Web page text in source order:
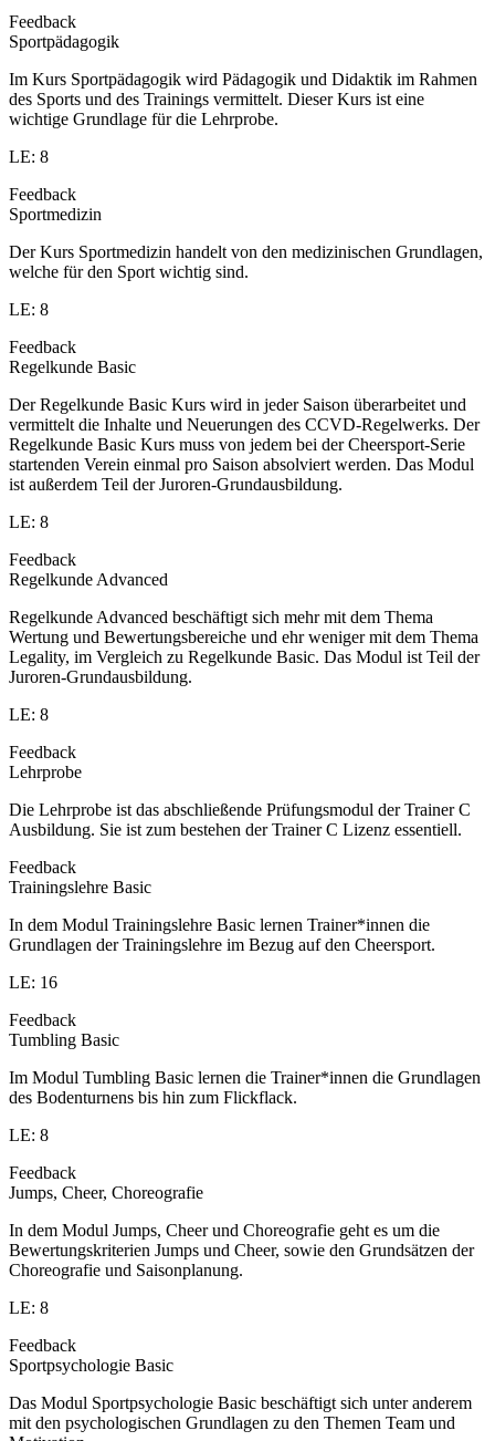
Feedback
Sportpädagogik
Im Kurs Sportpädagogik wird Pädagogik und Didaktik im Rahmen
des Sports und des Trainings vermittelt. Dieser Kurs ist eine
wichtige Grundlage für die Lehrprobe.
LE: 8
Feedback
Sportmedizin
Der Kurs Sportmedizin handelt von den medizinischen Grundlagen,
welche für den Sport wichtig sind.
LE: 8
Feedback
Regelkunde Basic
Der Regelkunde Basic Kurs wird in jeder Saison überarbeitet und
vermittelt die Inhalte und Neuerungen des CCVD-Regelwerks. Der
Regelkunde Basic Kurs muss von jedem bei der Cheersport-Serie
startenden Verein einmal pro Saison absolviert werden. Das Modul
ist außerdem Teil der Juroren-Grundausbildung.
LE: 8
Feedback
Regelkunde Advanced
Regelkunde Advanced beschäftigt sich mehr mit dem Thema
Wertung und Bewertungsbereiche und ehr weniger mit dem Thema
Legality, im Vergleich zu Regelkunde Basic. Das Modul ist Teil der
Juroren-Grundausbildung.
LE: 8
Feedback
Lehrprobe
Die Lehrprobe ist das abschließende Prüfungsmodul der Trainer C
Ausbildung. Sie ist zum bestehen der Trainer C Lizenz essentiell.
Feedback
Trainingslehre Basic
In dem Modul Trainingslehre Basic lernen Trainer*innen die
Grundlagen der Trainingslehre im Bezug auf den Cheersport.
LE: 16
Feedback
Tumbling Basic
Im Modul Tumbling Basic lernen die Trainer*innen die Grundlagen
des Bodenturnens bis hin zum Flickflack.
LE: 8
Feedback
Jumps, Cheer, Choreografie
In dem Modul Jumps, Cheer und Choreografie geht es um die
Bewertungskriterien Jumps und Cheer, sowie den Grundsätzen der
Choreografie und Saisonplanung.
LE: 8
Feedback
Sportpsychologie Basic
Das Modul Sportpsychologie Basic beschäftigt sich unter anderem
mit den psychologischen Grundlagen zu den Themen Team und